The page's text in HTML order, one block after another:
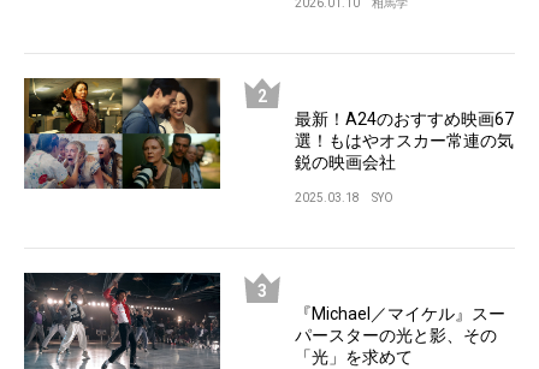
2026.01.10 相馬学
最新！A24のおすすめ映画67
選！もはやオスカー常連の気
鋭の映画会社
2025.03.18 SYO
『Michael／マイケル』スー
パースターの光と影、その
「光」を求めて